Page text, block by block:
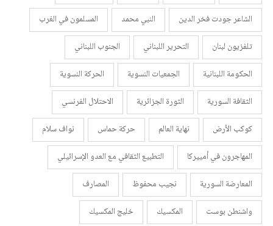
الشاعر جودت فخر الدين
النبي محمد
المسلمون في الغرب
تلفزيون لبنان
التحرير اللبناني
الجنوب اللبناني
الحكومة اللبنانية
الجمعيات النسوية
الحركة النسوية
الثقافة السورية
الثورة الجزائرية
الاحتلال الفرنسي
كوكب الأرض
نهاية العالم حركة حماس
نواف سلام
المهاجرون في أمييركا
التطبيع الثقافي مع العدو الإسرائيلي
المعارضة السورية
نجيب محفوظ
المصارف
واشنطن بوست
المكسيك خليج المكسيك